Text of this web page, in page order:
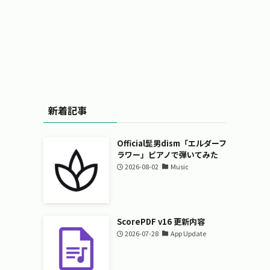
新着記事
Official髭男dism「エルダーフ
ラワー」ピアノで弾いてみた
2026-08-02 Music
ScorePDF v16 更新内容
2026-07-28 App Update